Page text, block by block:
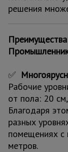
решения
✅
Рабочие
от пола: 20
Благодаря
разных
помещениях с
метров.